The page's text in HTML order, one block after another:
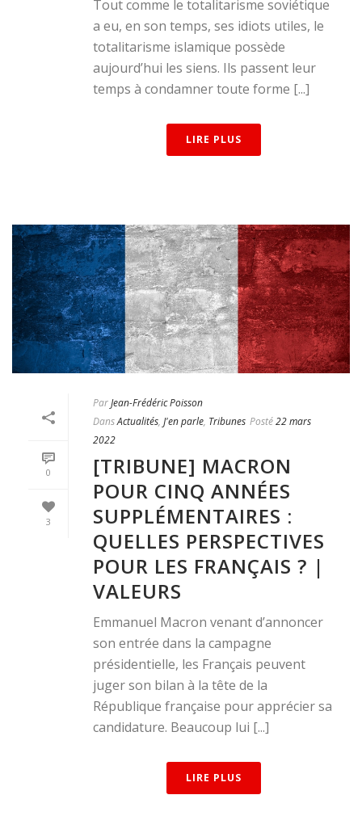
Tout comme le totalitarisme soviétique
a eu, en son temps, ses idiots utiles, le
totalitarisme islamique possède
aujourd’hui les siens. Ils passent leur
temps à condamner toute forme [...]
LIRE PLUS
0
3
ParJean-Frédéric Poisson
DansActualités, J'en parle, Tribunes Posté22 mars
2022
[TRIBUNE] MACRON
POUR CINQ ANNÉES
SUPPLÉMENTAIRES :
QUELLES PERSPECTIVES
POUR LES FRANÇAIS ? |
VALEURS
Emmanuel Macron venant d’annoncer
son entrée dans la campagne
présidentielle, les Français peuvent
juger son bilan à la tête de la
République française pour apprécier sa
candidature. Beaucoup lui [...]
LIRE PLUS